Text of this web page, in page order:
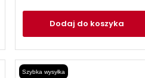
Dodaj do koszyka
Szybka wysyłka